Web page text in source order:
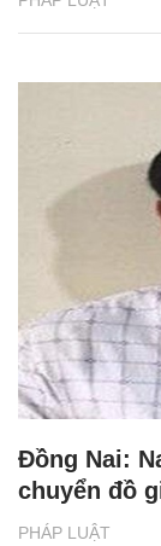
PHÁP LUẬT
Đồng Nai:
chuyển đồ